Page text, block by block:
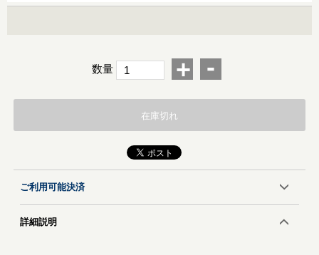
数量 + -
在庫切れ
ご利用可能決済
詳細説明